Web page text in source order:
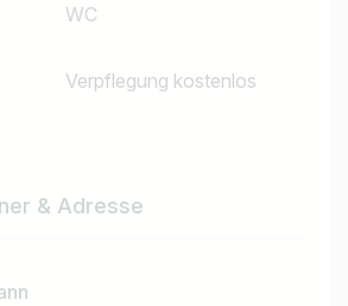
WC
Verpflegung kostenlos
& Adresse